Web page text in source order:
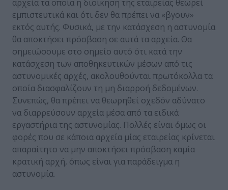
αρχεία τα οποία η διοίκηση της εταιρείας θεωρεί
εμπιστευτικά και ότι δεν θα πρέπει να «βγουν»
εκτός αυτής. Φυσικά, με την κατάσχεση η αστυνομία
θα αποκτήσει πρόσβαση σε αυτά τα αρχεία. Θα
σημειώσουμε στο σημείο αυτό ότι κατά την
κατάσχεση των αποθηκευτικών μέσων από τις
αστυνομικές αρχές, ακολουθούνται πρωτόκολλα τα
οποία διασφαλίζουν τη μη διαρροή δεδομένων.
Συνεπώς, θα πρέπει να θεωρηθεί σχεδόν αδύνατο
να διαρρεύσουν αρχεία μέσα από τα ειδικά
εργαστήρια της αστυνομίας. Πολλές είναι όμως οι
φορές που σε κάποια αρχεία μίας εταιρείας κρίνεται
απαραίτητο να μην αποκτήσει πρόσβαση καμία
κρατική αρχή, όπως είναι για παράδειγμα η
αστυνομία.